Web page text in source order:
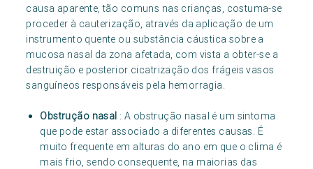
causa aparente, tão comuns nas crianças, costuma-se
proceder à cauterização, através da aplicação de um
instrumento quente ou substância cáustica sobre a
mucosa nasal da zona afetada, com vista a obter-se a
destruição e posterior cicatrização dos frágeis vasos
sanguíneos responsáveis pela hemorragia.
Obstrução nasal : A obstrução nasal é um sintoma
que pode estar associado a diferentes causas. É
muito frequente em alturas do ano em que o clima é
mais frio, sendo consequente, na maiorias das